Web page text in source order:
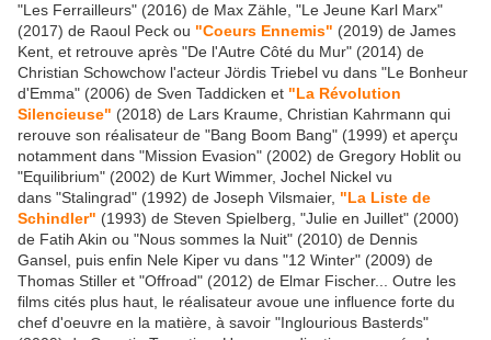
"Les Ferrailleurs" (2016) de Max Zähle, "Le Jeune Karl Marx"
(2017) de Raoul Peck ou "Coeurs Ennemis" (2019) de James
Kent, et retrouve après "De l'Autre Côté du Mur" (2014) de
Christian Schowchow l'acteur Jördis Triebel vu dans "Le Bonheur
d'Emma" (2006) de Sven Taddicken et "La Révolution
Silencieuse" (2018) de Lars Kraume, Christian Kahrmann qui
rerouve son réalisateur de "Bang Boom Bang" (1999) et aperçu
notamment dans "Mission Evasion" (2002) de Gregory Hoblit ou
"Equilibrium" (2002) de Kurt Wimmer, Jochel Nickel vu
dans "Stalingrad" (1992) de Joseph Vilsmaier, "La Liste de
Schindler" (1993) de Steven Spielberg, "Julie en Juillet" (2000)
de Fatih Akin ou "Nous sommes la Nuit" (2010) de Dennis
Gansel, puis enfin Nele Kiper vu dans "12 Winter" (2009) de
Thomas Stiller et "Offroad" (2012) de Elmar Fischer... Outre les
films cités plus haut, le réalisateur avoue une influence forte du
chef d'oeuvre en la matière, à savoir "Inglourious Basterds"